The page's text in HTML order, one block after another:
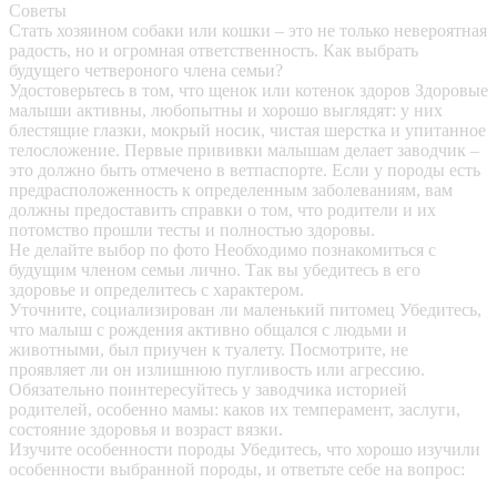
Советы
Стать хозяином собаки или кошки – это не только невероятная
радость, но и огромная ответственность. Как выбрать
будущего четвероного члена семьи?
Удостоверьтесь в том, что щенок или котенок здоров Здоровые
малыши активны, любопытны и хорошо выглядят: у них
блестящие глазки, мокрый носик, чистая шерстка и упитанное
телосложение. Первые прививки малышам делает заводчик –
это должно быть отмечено в ветпаспорте. Если у породы есть
предрасположенность к определенным заболеваниям, вам
должны предоставить справки о том, что родители и их
потомство прошли тесты и полностью здоровы.
Не делайте выбор по фото Необходимо познакомиться с
будущим членом семьи лично. Так вы убедитесь в его
здоровье и определитесь с характером.
Уточните, социализирован ли маленький питомец Убедитесь,
что малыш с рождения активно общался с людьми и
животными, был приучен к туалету. Посмотрите, не
проявляет ли он излишнюю пугливость или агрессию.
Обязательно поинтересуйтесь у заводчика историей
родителей, особенно мамы: каков их темперамент, заслуги,
состояние здоровья и возраст вязки.
Изучите особенности породы Убедитесь, что хорошо изучили
особенности выбранной породы, и ответьте себе на вопрос: